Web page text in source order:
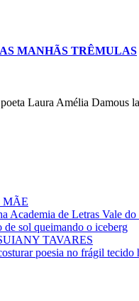
MANHÃS TRÊMULAS
Amélia Damous
MÃE
de Letras Vale do
sol queimando o iceberg
TAVARES
poesia no frágil tecido